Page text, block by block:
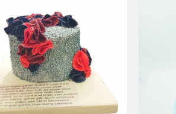
pastayı sipariş ettim. Siparişim